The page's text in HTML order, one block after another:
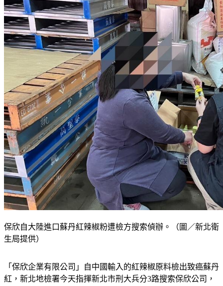
保欣自大陸進口蘇丹紅辣椒粉遭檢方搜索偵辦。（圖／新北衛
生局提供）
「保欣企業有限公司」自中國輸入的紅辣椒原料檢出致癌蘇丹
紅，新北地檢署今天指揮新北市刑大兵分3路搜索保欣公司，